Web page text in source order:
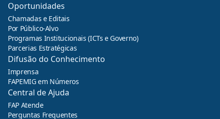
Oportunidades
Chamadas e Editais
Por Público-Alvo
Programas Institucionais (ICTs e Governo)
Parcerias Estratégicas
Difusão do Conhecimento
Imprensa
FAPEMIG em Números
Central de Ajuda
FAP Atende
Perguntas Frequentes